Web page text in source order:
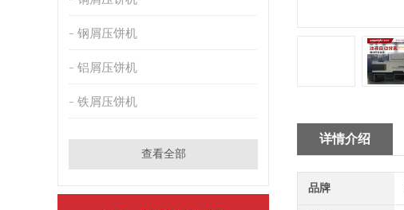
钢屑压饼机
铝屑压饼机
铁屑压饼机
查看全部
详情介绍
品牌